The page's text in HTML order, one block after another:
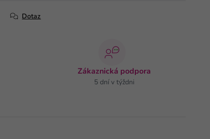
Dotaz
Zákaznická podpora
5 dní v týždni